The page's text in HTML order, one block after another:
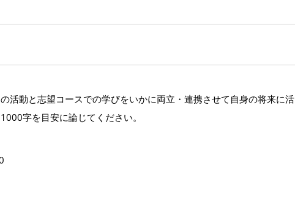
の活動と志望コースでの学びをいかに両立・連携させて自身の将来に活
字を目安に論じてください。